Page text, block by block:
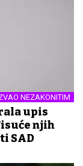
NEZAKONITIM
upis
njih
SAD